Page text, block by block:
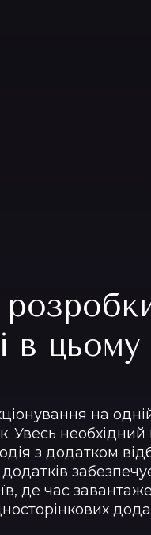
в цьому
на
Увесь
з додатком
де час